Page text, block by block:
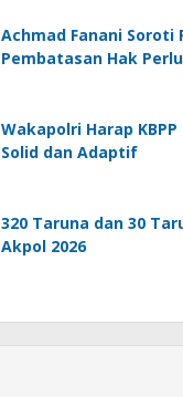
Achmad Fanani Soroti
Pembatasan Hak
Wakapolri Harap
Solid dan Adaptif
320 Taruna dan 30
Akpol 2026